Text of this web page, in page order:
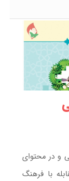
و در محتوای
با فرهنگ